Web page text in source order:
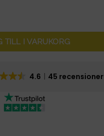
- output 58,8V mängd
TILL I VARUKORG
4.6 45 recensioner